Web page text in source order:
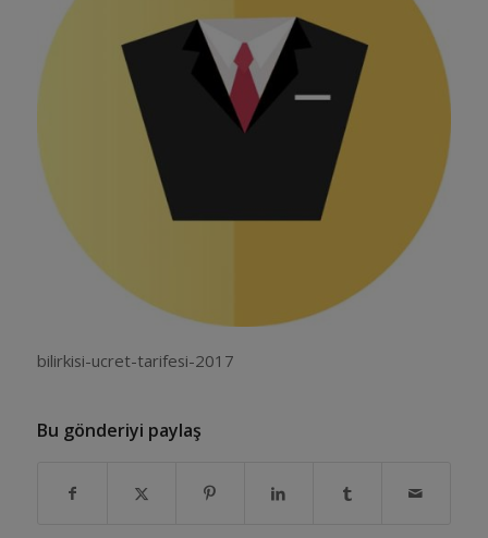
bilirkisi-ucret-tarifesi-2017
Bu gönderiyi paylaş